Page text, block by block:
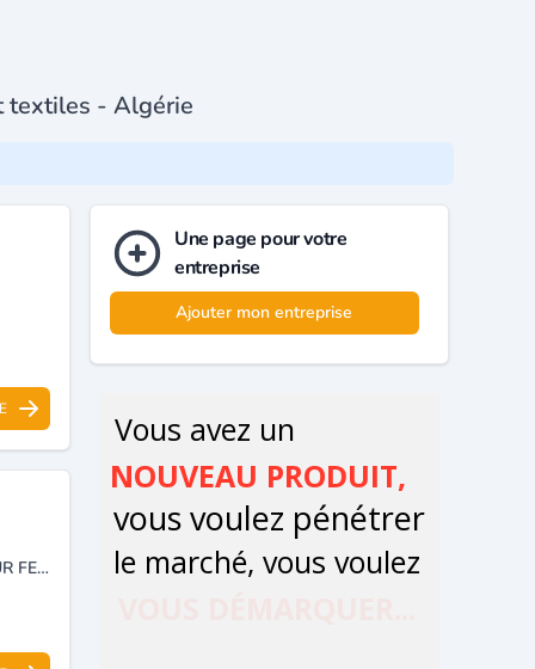
textiles - Algérie
PRÊT A PORTER, HABILLEMENT VÊTEMENTS CHAUSSURES SACS POUR FEMMES.
Une page pour votre
entreprise
Ajouter mon entreprise